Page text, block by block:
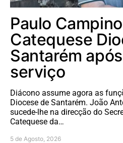
Paulo
Catequese
Santarém
serviço
Diácono assume agora as
Diocese de Santarém. João
sucede-lhe na direcção do
Catequese da…
5 de Agosto, 2026